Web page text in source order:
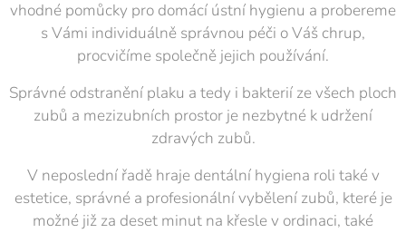
vhodné pomůcky pro domácí ústní hygienu a probereme
s Vámi individuálně správnou péči o Váš chrup,
procvičíme společně jejich používání.
Správné odstranění plaku a tedy i bakterií ze všech ploch
zubů a mezizubních prostor je nezbytné k udržení
zdravých zubů.
V neposlední řadě hraje dentální hygiena roli také v
estetice, správné a profesionální vybělení zubů, které je
možné již za deset minut na křesle v ordinaci, také